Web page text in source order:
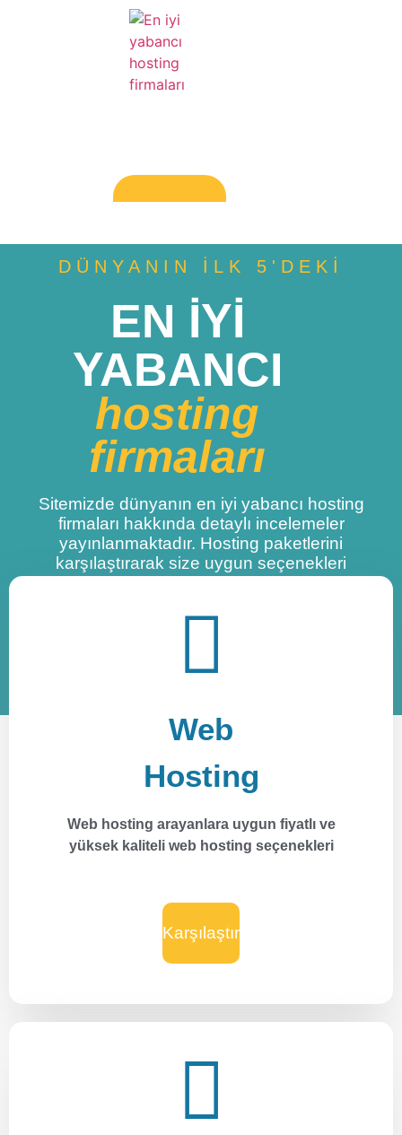
DÜNYANIN İLK 5'DEKI
EN İYİ
YABANCI
hosting
firmaları
Sitemizde dünyanın en iyi yabancı hosting
firmaları hakkında detaylı incelemeler
yayınlanmaktadır. Hosting paketlerini
karşılaştırarak size uygun seçenekleri
oluşturulmuştur.
Web
Hosting
Web hosting arayanlara uygun fiyatlı ve
yüksek kaliteli web hosting seçenekleri
Karşılaştır